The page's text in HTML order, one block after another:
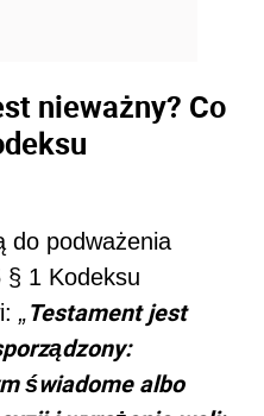
nieważny? Co
do podważenia
1 Kodeksu
„Testament jest
świadome albo